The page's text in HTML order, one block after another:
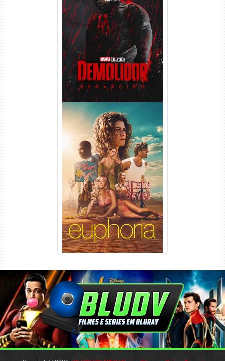
Demolidor: Renascido 2ª
Temporada (2026) WEB-DL
1080p Dual Áudio
Euphoria 3ª Temporada
Torrent (2026) WEB-DL 1080p
Dual Áudio